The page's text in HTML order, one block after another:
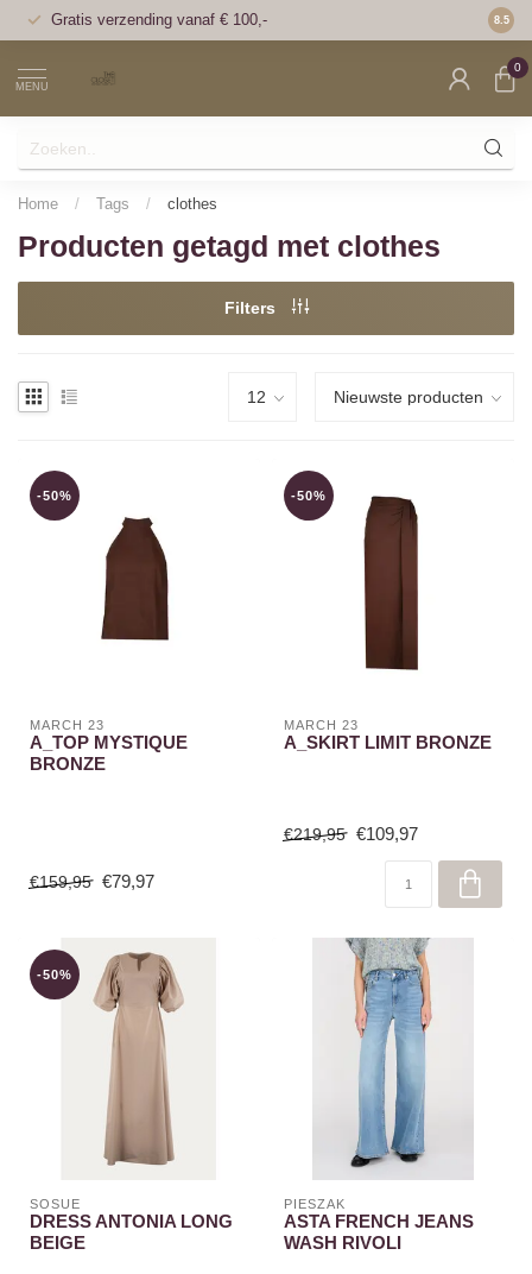
Gratis verzending vanaf € 100,- Voor
8.5
MENU
0
Home / Tags / clothes
Producten getagd met clothes
Filters
-50%
MARCH 23
A_TOP MYSTIQUE
BRONZE
€159,95 €79,97
-50%
MARCH 23
A_SKIRT LIMIT BRONZE
€219,95 €109,97
-50%
SOSUE
DRESS ANTONIA LONG
BEIGE
PIESZAK
ASTA FRENCH JEANS
WASH RIVOLI